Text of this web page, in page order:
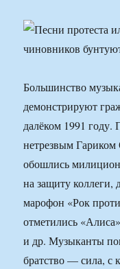
Большинство
демонстрируют
далёком 1991 году.
нетрезвым
обошлись
на защиту коллеги,
марофон «Рок
отметились
и др. Музыканты
братство — сила, с